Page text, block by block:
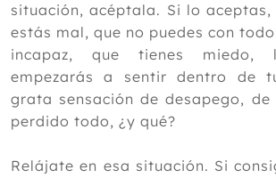
situación, acéptala. Si lo
estás mal, que no puedes con
incapaz, que tienes miedo,
empezarás a sentir dentro de
grata sensación de desapego,
perdido todo, ¿y qué?
Relájate en esa situación. Si